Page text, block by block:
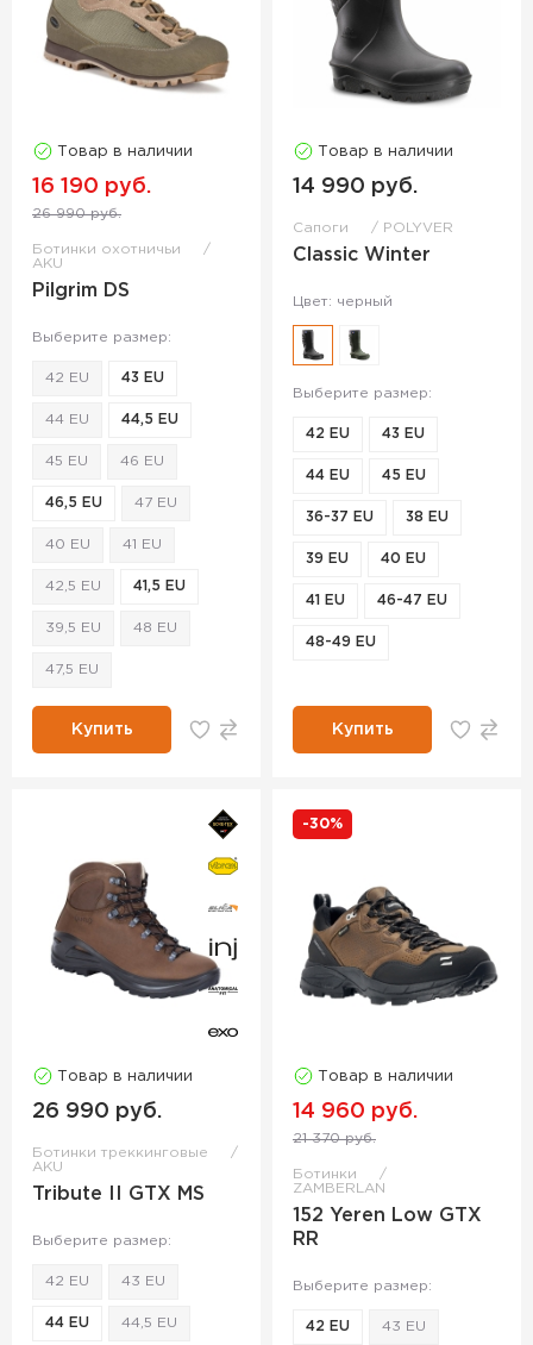
Товар в наличии
16 190 руб.
26 990 руб.
Ботинки охотничьи
AKU
Pilgrim DS
Выберите размер:
42 EU 43 EU
44 EU 44,5 EU
45 EU 46 EU
46,5 EU 47 EU
40 EU 41 EU
42,5 EU 41,5 EU
39,5 EU 48 EU
47,5 EU
Купить
Товар в наличии
14 990 руб.
Сапоги POLYVER
Classic Winter
Цвет: черный
Выберите размер:
42 EU 43 EU
44 EU 45 EU
36-37 EU 38 EU
39 EU 40 EU
41 EU 46-47 EU
48-49 EU
Купить
Товар в наличии
26 990 руб.
Ботинки треккинговые
AKU
Tribute II GTX MS
Выберите размер:
42 EU 43 EU
44 EU 44,5 EU
-30%
Товар в наличии
14 960 руб.
21 370 руб.
Ботинки
ZAMBERLAN
152 Yeren Low GTX
RR
Выберите размер:
42 EU 43 EU